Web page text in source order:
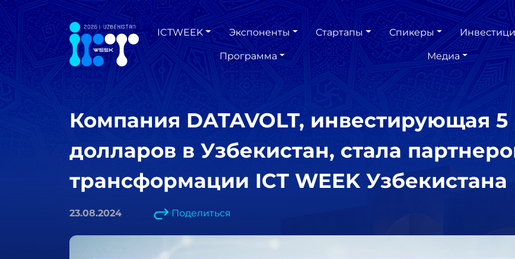
ICTWEEK Экспоненты Стартапы Спикеры
Программа Медиа
Компания DATAVOLT, инвестирующая
долларов в Узбекистан, стала
трансформации ICT WEEK Узбекистана
23.08.2024 Поделиться